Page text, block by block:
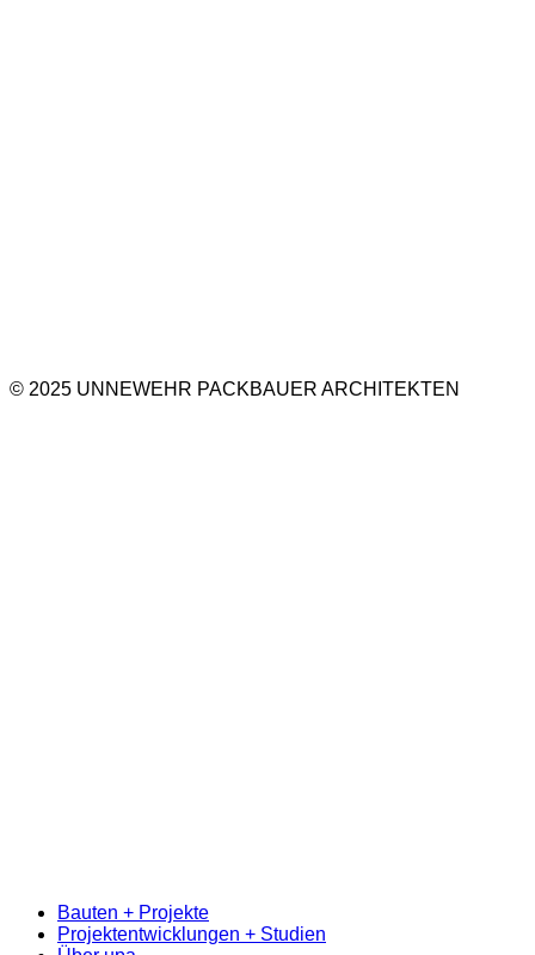
© 2025 UNNEWEHR PACKBAUER ARCHITEKTEN
Bauten + Projekte
Projektentwicklungen + Studien